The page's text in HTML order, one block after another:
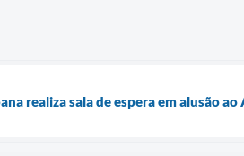
realiza sala de espera em alusão